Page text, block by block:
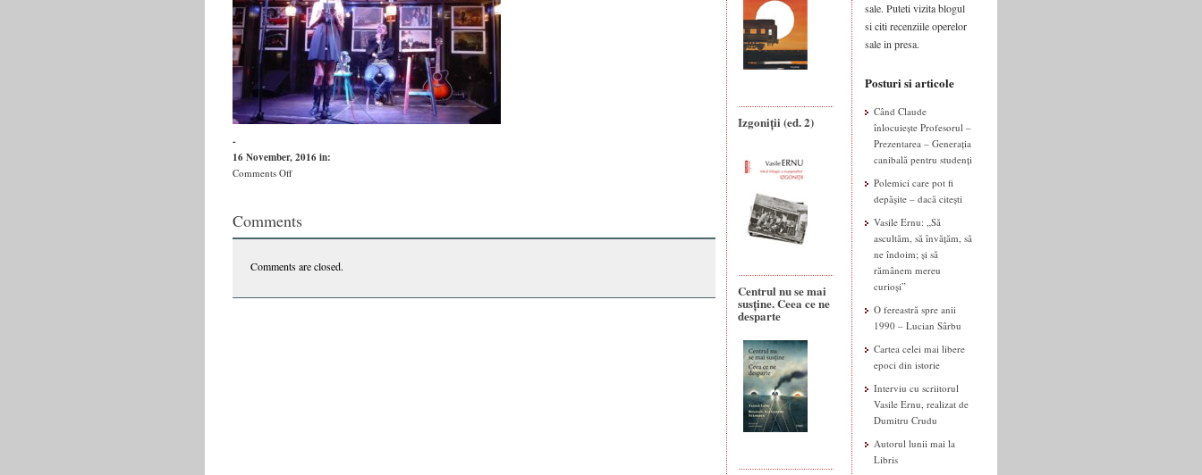
-
16 November, 2016in:
Comments Offon
Comments
Comments are closed.
Izgoniții (ed. 2)
Centrul nu se mai
susține. Ceea ce ne
desparte
sale. Puteti vizita blogul
si citi recenziile operelor
sale in presa.
Posturi si articole
Când Claude
înlocuiește Profesorul –
Prezentarea – Generația
canibală pentru studenți
Polemici care pot fi
depășite – dacă citești
Vasile Ernu: „Să
ascultăm, să învățăm, să
ne îndoim; și să
rămânem mereu
curioși”
O fereastră spre anii
1990 – Lucian Sârbu
Cartea celei mai libere
epoci din istorie
Interviu cu scriitorul
Vasile Ernu, realizat de
Dumitru Crudu
Autorul lunii mai la
Libris